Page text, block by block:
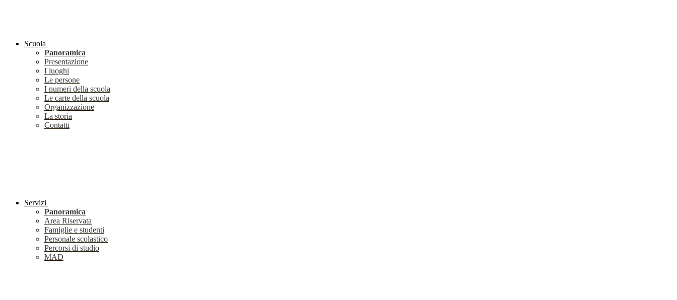
Scuola
Panoramica
Presentazione
I luoghi
Le persone
I numeri della scuola
Le carte della scuola
Organizzazione
La storia
Contatti
Servizi
Panoramica
Area Riservata
Famiglie e studenti
Personale scolastico
Percorsi di studio
MAD